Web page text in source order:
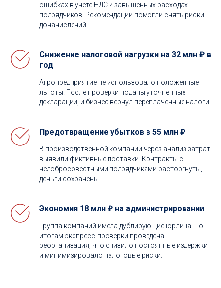
ошибках в учете НДС и завышенных расходах
подрядчиков. Рекомендации помогли снять риски
доначислений.
Снижение налоговой нагрузки на 32 млн ₽ в
год
Агропредприятие не использовало положенные
льготы. После проверки поданы уточненные
декларации, и бизнес вернул переплаченные налоги.
Предотвращение убытков в 55 млн ₽
В производственной компании через анализ затрат
выявили фиктивные поставки. Контракты с
недобросовестными подрядчиками расторгнуты,
деньги сохранены.
Экономия 18 млн ₽ на администрировании
Группа компаний имела дублирующие юрлица. По
итогам экспресс-проверки проведена
реорганизация, что снизило постоянные издержки
и минимизировало налоговые риски.